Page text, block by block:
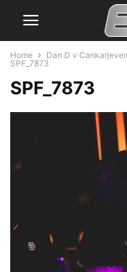
Home
Dan D v
SPF_7873
SPF_7873